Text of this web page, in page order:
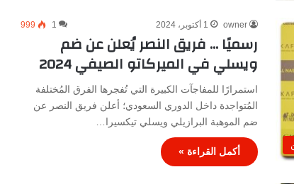
owner 1 أكتوبر، 2024 1
999
رسميًا … فريق النصر يُعلن عن ضم
ويسلي في الميركاتو الصيفي 2024
استمرارًا للمفاجآت الكبيرة التي تُفجرها الفرق المُختلفة
المُتواجدة داخل الدوري السعودي؛ أعلن فريق النصر عن
ضم الموهبة البرازيلي ويسلي تيكسيرا…
أكمل القراءة »